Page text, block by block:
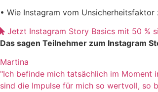
• Wie Instagram vom
Jetzt Instagram Story Basics mit 50 %
Das sagen Teilnehmer zum Instagram
Martina
"Ich befinde mich tatsächlich im Moment
sind die Impulse für mich so wertvoll, so